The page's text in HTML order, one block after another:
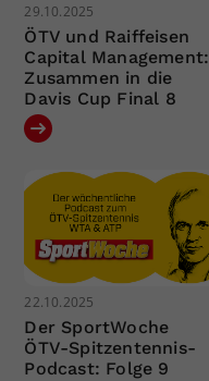
29.10.2025
ÖTV und Raiffeisen
Capital Management:
Zusammen in die
Davis Cup Final 8
22.10.2025
Der SportWoche
ÖTV-Spitzentennis-
Podcast: Folge 9